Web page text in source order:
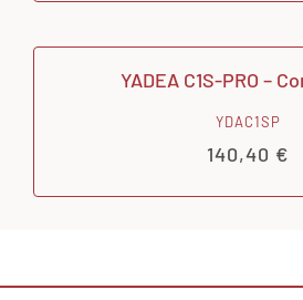
YADEA C1S-PRO –
YDAC1SP
140,40 €